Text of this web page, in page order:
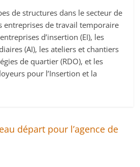
de structures dans le secteur de
entreprises de travail temporaire
d’insertion (EI), les
(AI), les ateliers et chantiers
de quartier (RDO), et les
pour l’Insertion et la
départ pour l’agence de